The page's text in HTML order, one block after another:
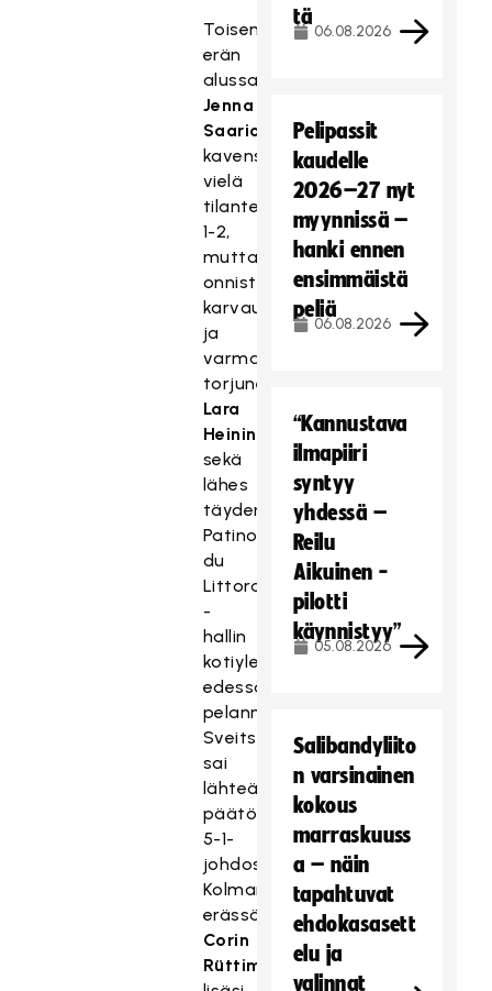
Toisen
erän
alussa
Jenna
Saario
kavensi
vielä
tilanteeksi
1-2,
mutta
onnistuneen
karvauspelin
ja
varmasti
torjuneen
Lara
Heinin
sekä
lähes
täyden
Patinoires
du
Littoral
-
hallin
kotiyleisön
edessä
pelannut
Sveitsi
sai
lähteä
päätöserään
5-1-
johdossa.
Kolmannessa
erässä
Corin
Rüttimann
tä
06.08.2026
Pelipassit
kaudelle
2026–27 nyt
myynnissä –
hanki ennen
ensimmäistä
peliä
06.08.2026
“Kannustava
ilmapiiri
syntyy
yhdessä –
Reilu
Aikuinen -
pilotti
käynnistyy”
05.08.2026
Salibandyliito
n varsinainen
kokous
marraskuuss
a – näin
tapahtuvat
ehdokasasett
elu ja
valinnat